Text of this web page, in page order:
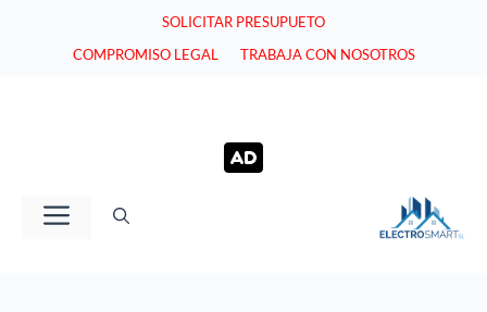
SOLICITAR PRESUPUETO
COMPROMISO LEGAL
TRABAJA CON NOSOTROS
Menú